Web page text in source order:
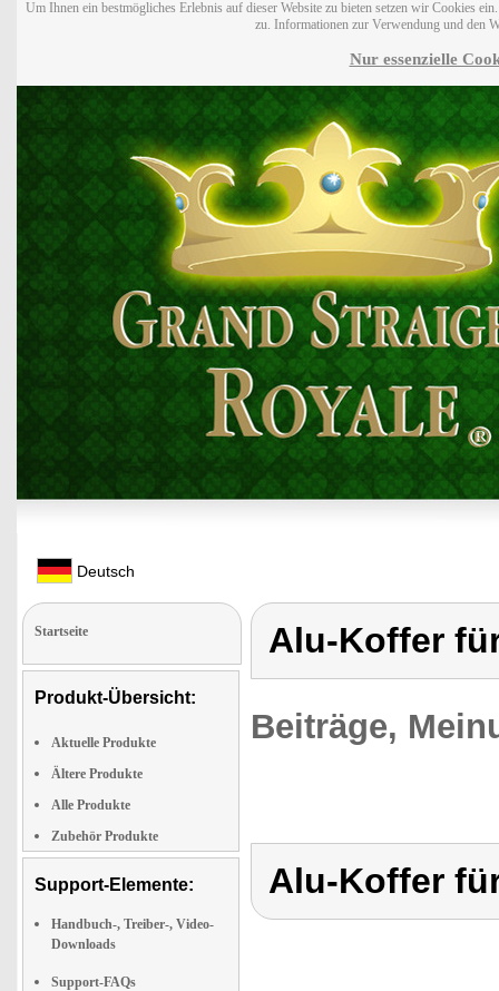
Um Ihnen ein bestmögliches Erlebnis auf dieser Website zu bieten setzen wir Cookies
zu. Informationen zur Verwendung und den
Nur essenzielle
Deutsch
Startseite
Produkt-Übersicht:
Aktuelle Produkte
Ältere Produkte
Alle Produkte
Zubehör Produkte
Support-Elemente:
Handbuch-, Treiber-, Video-
Downloads
Support-FAQs
Alu-Koffer
Beiträge,
Alu-Koffer